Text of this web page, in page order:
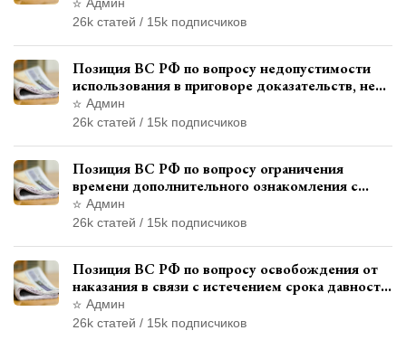
при наличии аудиозаписи
26k статей / 15k подписчиков
Позиция ВС РФ по вопросу недопустимости
использования в приговоре доказательств, не
исследованных в судебном заседании
Админ
26k статей / 15k подписчиков
Позиция ВС РФ по вопросу ограничения
времени дополнительного ознакомления с
материалами уголовного дела
Админ
26k статей / 15k подписчиков
Позиция ВС РФ по вопросу освобождения от
наказания в связи с истечением срока давности
уголовного преследования
Админ
26k статей / 15k подписчиков